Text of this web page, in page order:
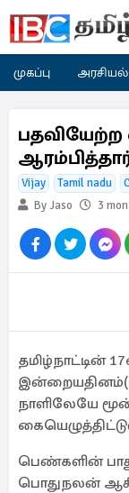
முகப்பு அரசியல்
Vijay Tamil nadu
By Jaso
3
தமிழ்நாட்டின்
நாளிலேயே
பெண்களின்
பொதுநலன்